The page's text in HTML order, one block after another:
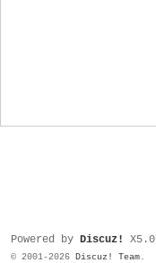
Powered by Discuz! X5.0
© 2001-2026 Discuz! Team.